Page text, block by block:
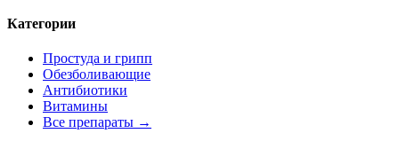
Категории
Простуда и грипп
Обезболивающие
Антибиотики
Витамины
Все препараты →